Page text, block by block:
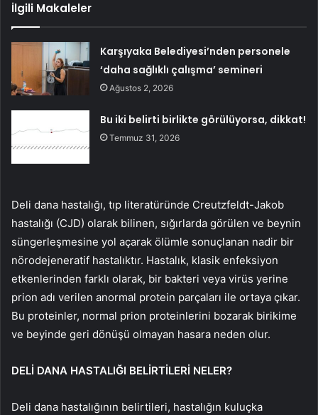
İlgili Makaleler
Karşıyaka Belediyesi’nden personele
‘daha sağlıklı çalışma’ semineri
Ağustos 2, 2026
Bu iki belirti birlikte görülüyorsa, dikkat!
Temmuz 31, 2026
Deli dana hastalığı, tıp literatüründe Creutzfeldt-Jakob
hastalığı (CJD) olarak bilinen, sığırlarda görülen ve beynin
süngerleşmesine yol açarak ölümle sonuçlanan nadir bir
nörodejeneratif hastalıktır. Hastalık, klasik enfeksiyon
etkenlerinden farklı olarak, bir bakteri veya virüs yerine
prion adı verilen anormal protein parçaları ile ortaya çıkar.
Bu proteinler, normal prion proteinlerini bozarak birikime
ve beyinde geri dönüşü olmayan hasara neden olur.
DELİ DANA HASTALIĞI BELİRTİLERİ NELER?
Deli dana hastalığının belirtileri, hastalığın kuluçka